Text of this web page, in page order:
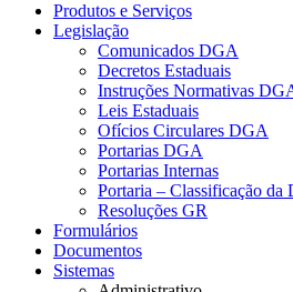
Produtos e Serviços
Legislação
Comunicados DGA
Decretos Estaduais
Instruções Normativas
Leis Estaduais
Ofícios Circulares DGA
Portarias DGA
Portarias Internas
Portaria – Classificação da
Resoluções GR
Formulários
Documentos
Sistemas